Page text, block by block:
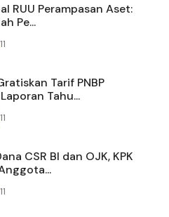
RUU Perampasan Aset:
Pe...
11
Tarif PNBP
Tahu...
11
CSR BI dan OJK, KPK
11